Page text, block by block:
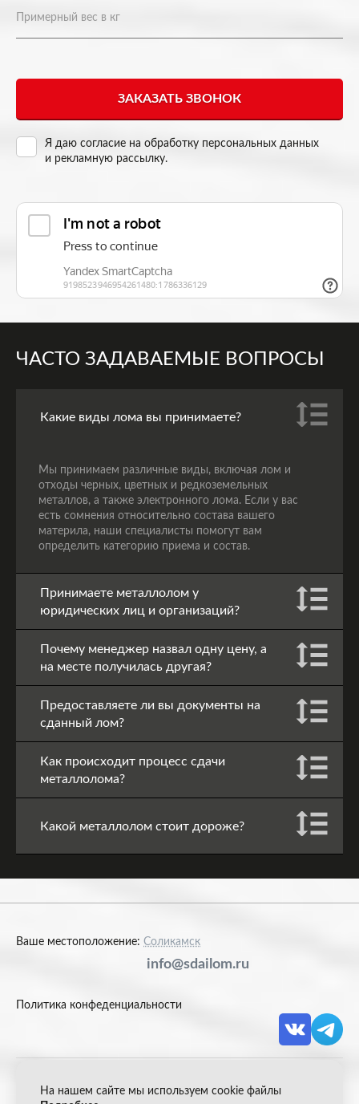
Я даю согласие на обработку персональных данных
и рекламную рассылку.
ЧАСТО ЗАДАВАЕМЫЕ ВОПРОСЫ
Какие виды лома вы принимаете?
Мы принимаем различные виды, включая лом и
отходы черных, цветных и редкоземельных
металлов, а также электронного лома. Если у вас
есть сомнения относительно состава вашего
материла, наши специалисты помогут вам
определить категорию приема и состав.
Принимаете металлолом у
юридических лиц и организаций?
Почему менеджер назвал одну цену, а
на месте получилась другая?
Предоставляете ли вы документы на
сданный лом?
Как происходит процесс сдачи
металлолома?
Какой металлолом стоит дороже?
Ваше местоположение: Соликамск
info@sdailom.ru
Политика конфеденциальности
На нашем сайте мы используем cookie файлы